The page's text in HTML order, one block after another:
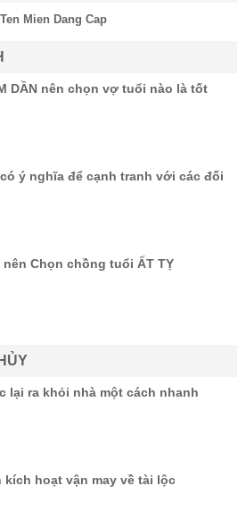
DẦN nên chọn vợ tuổi nào là tốt
ý nghĩa để cạnh tranh với các đối
Chọn chồng tuổi ẤT TỴ
lại ra khỏi nhà một cách nhanh
kích hoạt vận may về tài lộc